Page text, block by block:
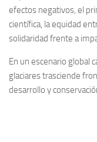
efectos negativos, el
científica, la equidad
solidaridad frente a
En un escenario global
glaciares trasciende
desarrollo y